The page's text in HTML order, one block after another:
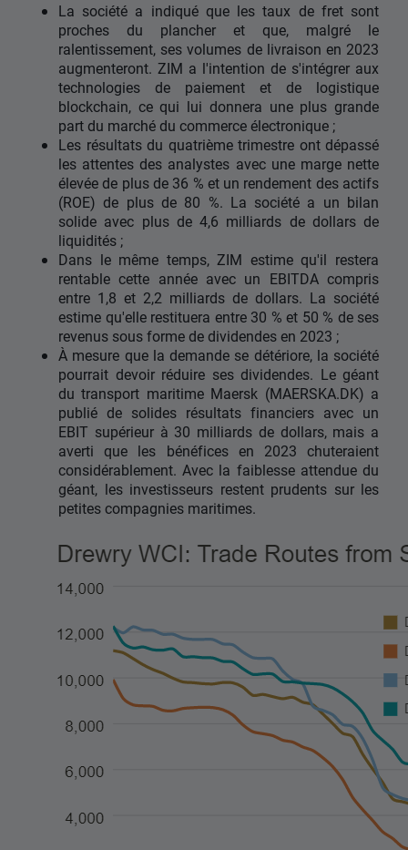
La société a indiqué que les taux de fret sont
proches du plancher et que, malgré le
ralentissement, ses volumes de livraison en 2023
augmenteront. ZIM a l'intention de s'intégrer aux
technologies de paiement et de logistique
blockchain, ce qui lui donnera une plus grande
part du marché du commerce électronique ;
Les résultats du quatrième trimestre ont dépassé
les attentes des analystes avec une marge nette
élevée de plus de 36 % et un rendement des actifs
(ROE) de plus de 80 %. La société a un bilan
solide avec plus de 4,6 milliards de dollars de
liquidités ;
Dans le même temps, ZIM estime qu'il restera
rentable cette année avec un EBITDA compris
entre 1,8 et 2,2 milliards de dollars. La société
estime qu'elle restituera entre 30 % et 50 % de ses
revenus sous forme de dividendes en 2023 ;
À mesure que la demande se détériore, la société
pourrait devoir réduire ses dividendes. Le géant
du transport maritime Maersk (MAERSKA.DK) a
publié de solides résultats financiers avec un
EBIT supérieur à 30 milliards de dollars, mais a
averti que les bénéfices en 2023 chuteraient
considérablement. Avec la faiblesse attendue du
géant, les investisseurs restent prudents sur les
petites compagnies maritimes.